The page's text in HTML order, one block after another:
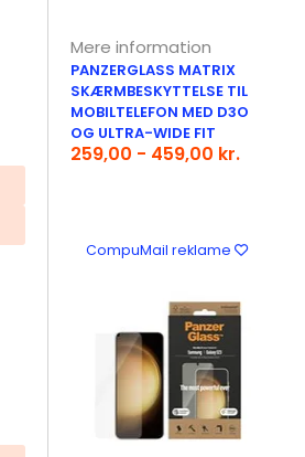
Mere information
PANZERGLASS MATRIX
SKÆRMBESKYTTELSE TIL
MOBILTELEFON MED D3O
OG ULTRA-WIDE FIT
259,00 - 459,00 kr.
CompuMail reklame